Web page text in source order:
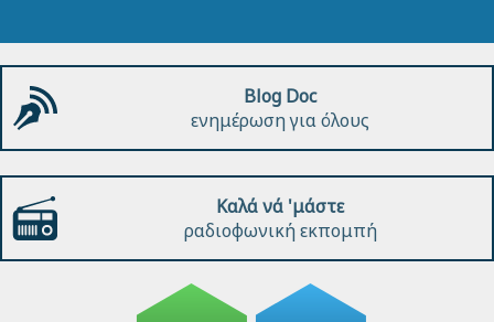
Blog Doc
ενημέρωση για όλους
Καλά νά 'μάστε
ραδιοφωνική εκπομπή